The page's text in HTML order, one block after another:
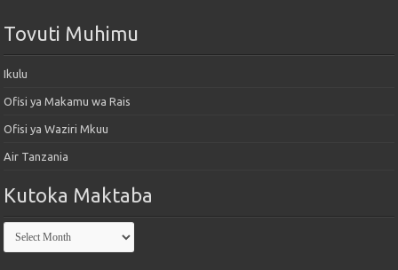
Tovuti Muhimu
Ikulu
Ofisi ya Makamu wa Rais
Ofisi ya Waziri Mkuu
Air Tanzania
Kutoka Maktaba
Kutoka
Maktaba